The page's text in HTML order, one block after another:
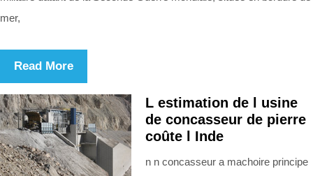
mer,
Read More
L estimation de l usine
de concasseur de pierre
coûte l Inde
n n concasseur a machoire principe